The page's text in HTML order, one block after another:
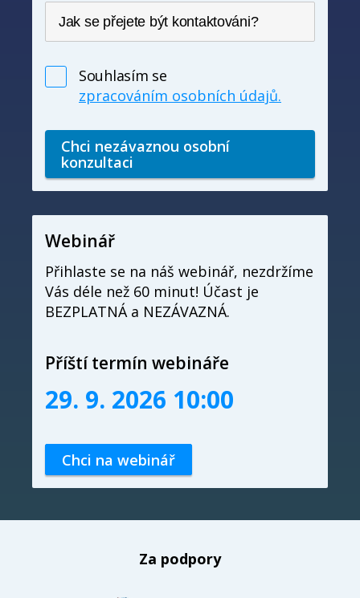
Souhlasím se
zpracováním osobních údajů.
Alternative:
Webinář
Přihlaste se na náš webinář, nezdržíme
Vás déle než 60 minut! Účast je
BEZPLATNÁ a NEZÁVAZNÁ.
Příští termín webináře
29. 9. 2026 10:00
Chci na webinář
Za podpory